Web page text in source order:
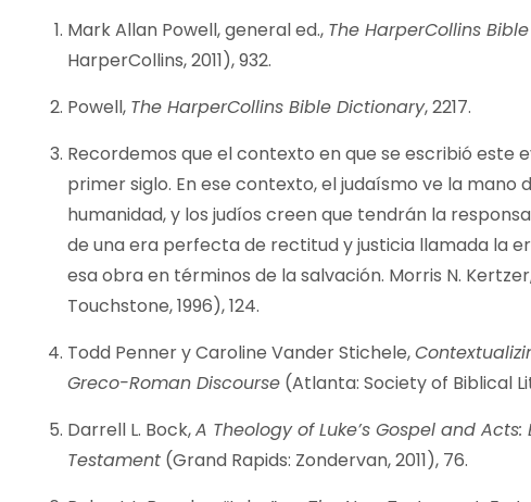
Mark Allan Powell, general ed., The HarperCollins
HarperCollins, 2011), 932.
Powell, The HarperCollins Bible Dictionary, 2217.
Recordemos que el contexto en que se escribió este
primer siglo. En ese contexto, el judaísmo ve la mano
humanidad, y los judíos creen que tendrán la
de una era perfecta de rectitud y justicia llamada la
esa obra en términos de la salvación. Morris N.
Touchstone, 1996), 124.
Todd Penner y Caroline Vander Stichele,
Greco-Roman Discourse (Atlanta: Society of Biblical
Darrell L. Bock,A Theology of Luke’s Gospel and
Testament (Grand Rapids: Zondervan, 2011), 76.